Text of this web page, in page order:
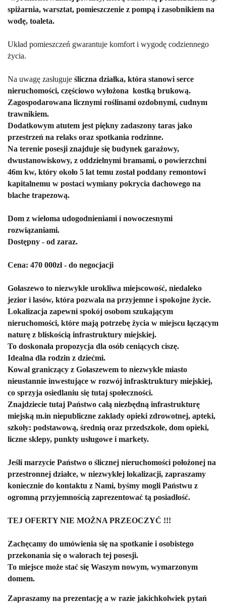
spiżarnia, warsztat, pomieszczenie z pompą i zasobnikiem na
wodę, toaleta.
Układ pomieszczeń gwarantuje komfort i wygodę codziennego
życia.
Na uwagę zasługuje śliczna działka, która stanowi serce
nieruchomości, częściowo wyłożona kostką brukową.
Zagospodarowana licznymi roślinami ozdobnymi, cudnym
trawnikiem.
Dodatkowym atutem jest piękny zadaszony taras jako
przestrzeń na relaks oraz spotkania rodzinne.
Na terenie posesji znajduje się budynek garażowy,
dwustanowiskowy, z oddzielnymi bramami, o powierzchni
46m kw, który około 5 lat temu został poddany remontowi
kapitalnemu w postaci wymiany pokrycia dachowego na
blache trapezową.
Dom z wieloma udogodnieniami i nowoczesnymi
rozwiązaniami.
Dostępny - od zaraz.
Cena: 470 000zł - do negocjacji
Gołaszewo to niezwykle urokliwa miejscowość, niedaleko
jezior i lasów, która pozwala na przyjemne i spokojne życie.
Lokalizacja zapewni spokój osobom szukającym
nieruchomości, które mają potrzebę życia w miejscu łączącym
naturę z bliskością infrastruktury miejskiej.
To doskonała propozycja dla osób ceniących ciszę.
Idealna dla rodzin z dziećmi.
Kowal graniczący z Gołaszewem to niezwykle miasto
nieustannie inwestujące w rozwój infrasktruktury miejskiej,
co sprzyja osiedlaniu się tutaj społeczności.
Znajdziecie tutaj Państwo całą niezbędną infrastrukturę
miejską m.in niepubliczne zaklady opieki zdrowotnej, apteki,
szkoły: podstawową, średnią oraz przedszkole, dom opieki,
liczne sklepy, punkty usługowe i markety.
Jeśli marzycie Państwo o ślicznej nieruchomości położonej na
przestronnej działce, w niezwykłej lokalizacji, zapraszamy
koniecznie do kontaktu z Nami, byśmy mogli Państwu z
ogromną przyjemnością zaprezentować tą posiadłość.
TEJ OFERTY NIE MOŻNA PRZEOCZYĆ !!!
Zachęcamy do umówienia się na spotkanie i osobistego
przekonania się o walorach tej posesji.
To miejsce może stać się Waszym nowym, wymarzonym
domem.
Zapraszamy na prezentację a w razie jakichkolwiek pytań